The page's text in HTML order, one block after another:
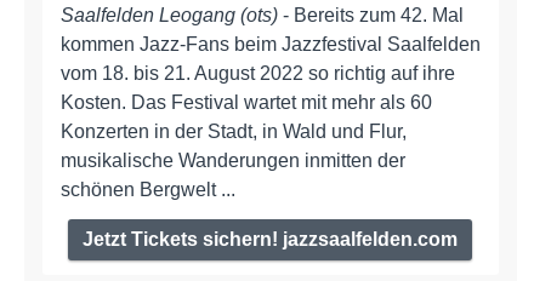
Saalfelden Leogang (ots)- Bereits zum 42. Mal
kommen Jazz-Fans beim Jazzfestival Saalfelden
vom 18. bis 21. August 2022 so richtig auf ihre
Kosten. Das Festival wartet mit mehr als 60
Konzerten in der Stadt, in Wald und Flur,
musikalische Wanderungen inmitten der
schönen Bergwelt ...
Jetzt Tickets sichern! jazzsaalfelden.com